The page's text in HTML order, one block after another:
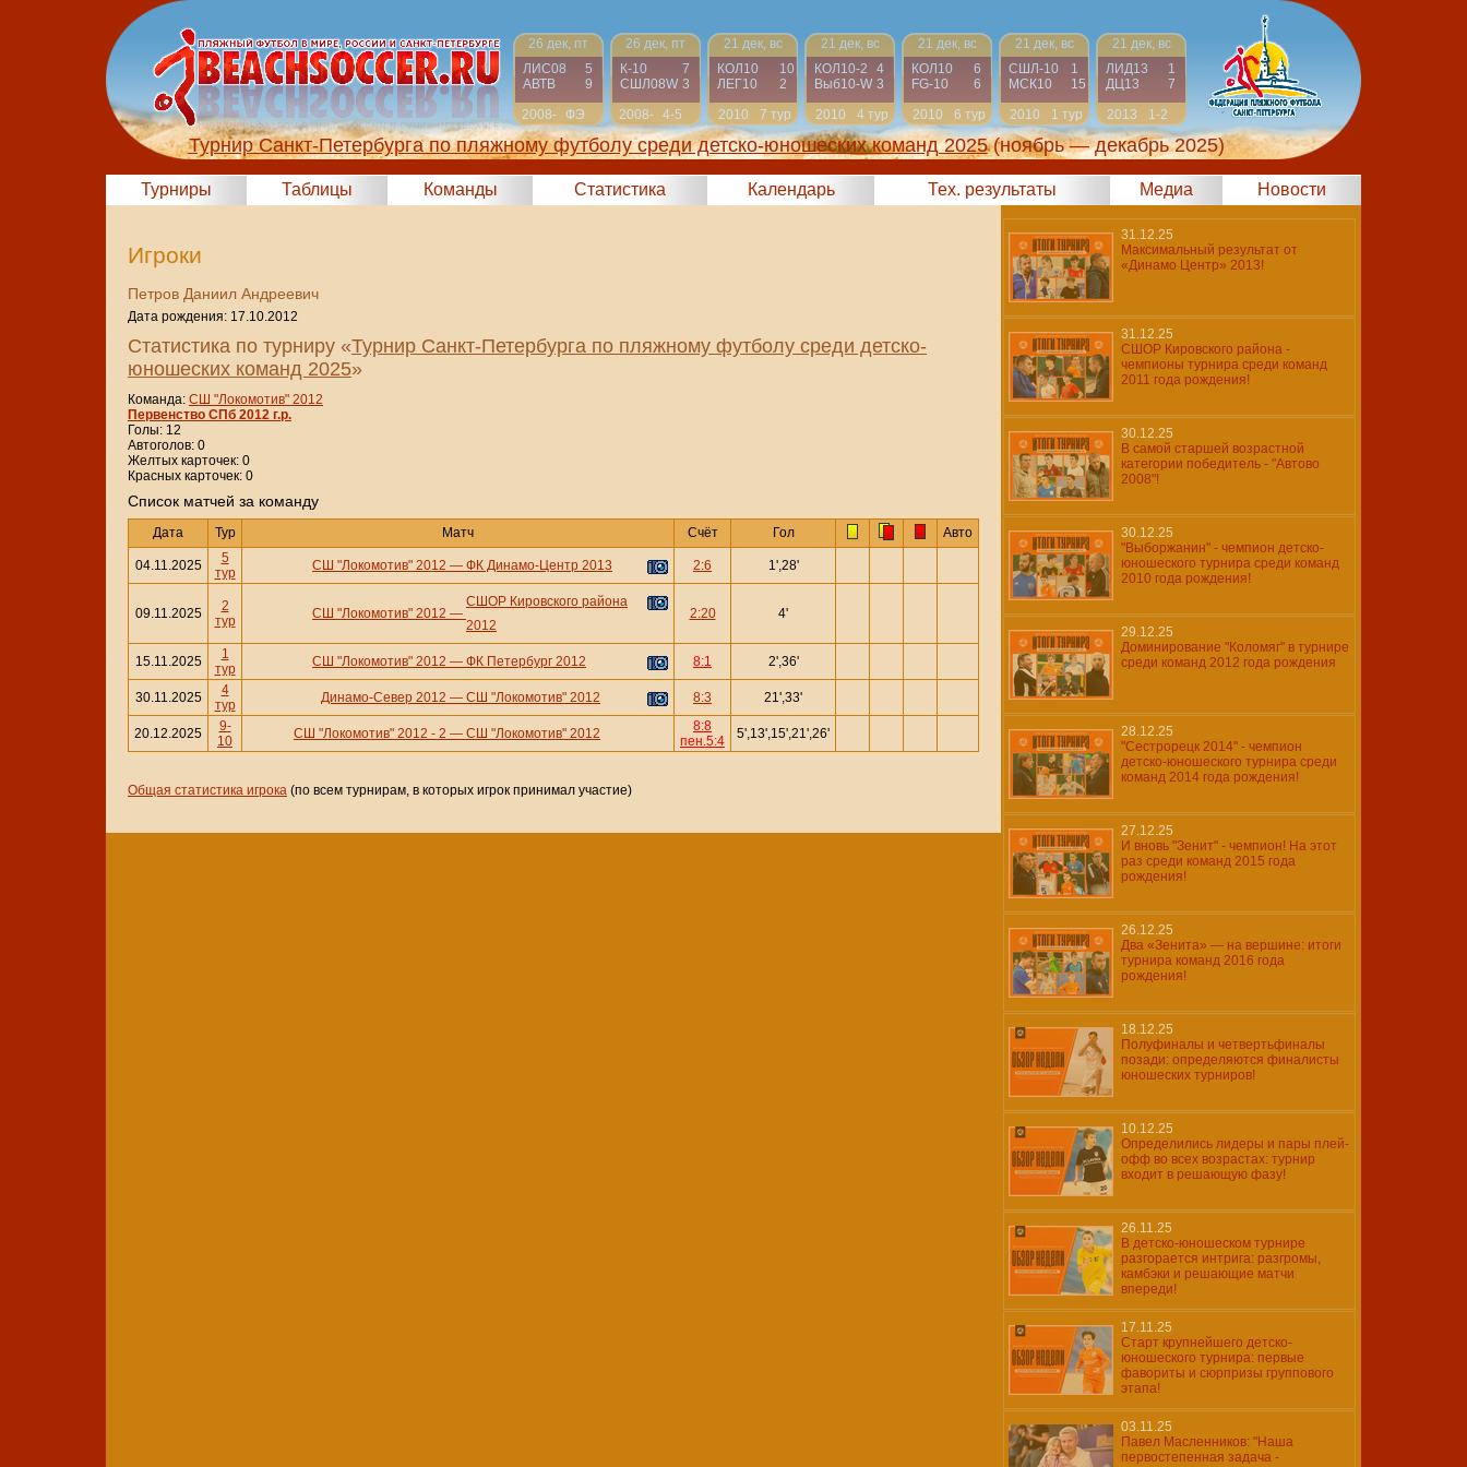
26 дек, пт
ЛИС08
5
АВТВ
9
2008-
2009
ФЭ
26 дек, пт
К-10
7
СШЛ08W 3
2008-
2009
4-5
21 дек, вс
КОЛ10
10
ЛЕГ10
2
2010
7 тур
21 дек, вс
КОЛ10-2
4
Выб10-W 3
2010
4 тур
21 дек, вс
КОЛ10
6
FG-10
6
2010
6 тур
21 дек, вс
СШЛ-10
1
МСК10
15
2010
1 тур
21 дек, вс
ЛИД13
1
ДЦ13
7
2013
1-2
Турнир Санкт-Петербурга по пляжному футболу среди детско-юношеских команд 2025 (ноябрь — декабрь 2025)
Турниры Таблицы Команды Статистика Календарь Тех. результаты Медиа Новости
Игроки
Петров Даниил Андреевич
Дата рождения: 17.10.2012
Статистика по турниру «Турнир Санкт-Петербурга по пляжному футболу среди детско-
юношеских команд 2025»
Команда: СШ "Локомотив" 2012
Первенство СПб 2012 г.р.
Голы: 12
Автоголов: 0
Желтых карточек: 0
Красных карточек: 0
Cписок матчей за команду
Дата Тур Матч Счёт Гол Авто
04.11.2025
5
тур
СШ "Локомотив" 2012 — ФК Динамо-Центр 2013 2:6 1',28'
09.11.2025
2
тур
СШ "Локомотив" 2012 —
СШОР Кировского района
2012
2:20 4'
15.11.2025
1
тур
СШ "Локомотив" 2012 — ФК Петербург 2012 8:1 2',36'
30.11.2025
4
тур
Динамо-Север 2012 — СШ "Локомотив" 2012 8:3 21',33'
20.12.2025
9-
10
СШ "Локомотив" 2012 - 2 — СШ "Локомотив" 2012
8:8
пен.5:4
5',13',15',21',26'
Общая статистика игрока (по всем турнирам, в которых игрок принимал участие)
31.12.25
Максимальный результат от
«Динамо Центр» 2013!
31.12.25
СШОР Кировского района -
чемпионы турнира среди команд
2011 года рождения!
30.12.25
В самой старшей возрастной
категории победитель - "Автово
2008"!
30.12.25
"Выборжанин" - чемпион детско-
юношеского турнира среди команд
2010 года рождения!
29.12.25
Доминирование "Коломяг" в турнире
среди команд 2012 года рождения
28.12.25
"Сестрорецк 2014" - чемпион
детско-юношеского турнира среди
команд 2014 года рождения!
27.12.25
И вновь "Зенит" - чемпион! На этот
раз среди команд 2015 года
рождения!
26.12.25
Два «Зенита» — на вершине: итоги
турнира команд 2016 года
рождения!
18.12.25
Полуфиналы и четвертьфиналы
позади: определяются финалисты
юношеских турниров!
10.12.25
Определились лидеры и пары плей-
офф во всех возрастах: турнир
входит в решающую фазу!
26.11.25
В детско-юношеском турнире
разгорается интрига: разгромы,
камбэки и решающие матчи
впереди!
17.11.25
Старт крупнейшего детско-
юношеского турнира: первые
фавориты и сюрпризы группового
этапа!
03.11.25
Павел Масленников: "Наша
первостепенная задача -